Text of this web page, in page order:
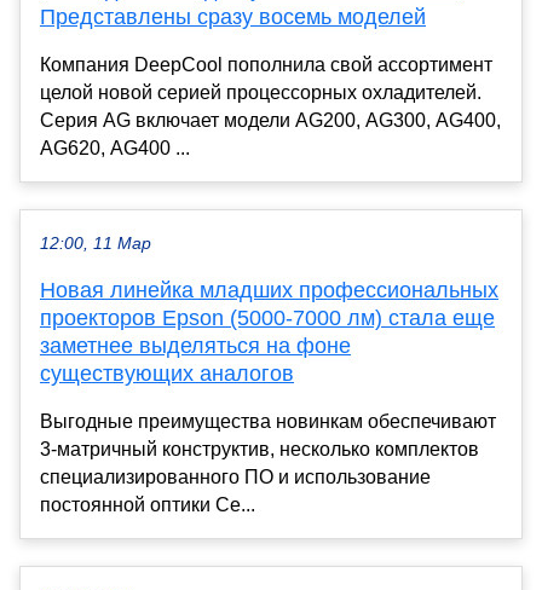
Представлены сразу восемь моделей
Компания DeepCool пополнила свой ассортимент
целой новой серией процессорных охладителей.
Серия AG включает модели AG200, AG300, AG400,
AG620, AG400 ...
12:00, 11 Мар
Новая линейка младших профессиональных
проекторов Epson (5000-7000 лм) стала еще
заметнее выделяться на фоне
существующих аналогов
Выгодные преимущества новинкам обеспечивают
3-матричный конструктив, несколько комплектов
специализированного ПО и использование
постоянной оптики Се...